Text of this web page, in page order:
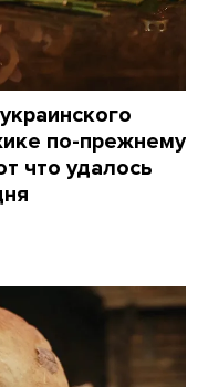
по-прежнему
что удалось